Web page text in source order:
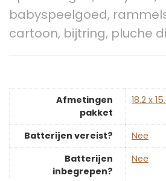
babyspeelgoed,
cartoon, bijtring, pluche
Afmetingen
pakket
‎18.2 x
Batterijen vereist?
‎Nee
Batterijen
inbegrepen?
‎Nee